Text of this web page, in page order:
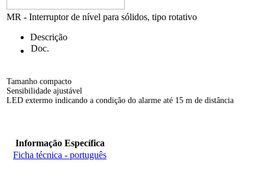
MR - Interruptor de nível para sólidos, tipo rotativo
Descrição
Doc.
Tamanho compacto
Sensibilidade ajustável
LED extermo indicando a condição do alarme até 15 m de distância
Informação Específica
Ficha técnica - português